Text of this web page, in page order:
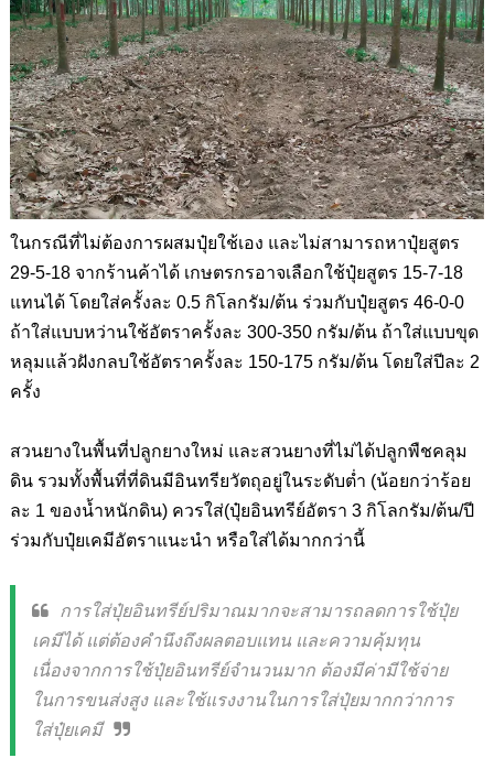
ในกรณีที่ไม่ต้องการผสมปุ๋ยใช้เอง และไม่สามารถหาปุ๋ยสูตร
29-5-18 จากร้านค้าได้ เกษตรกรอาจเลือกใช้ปุ๋ยสูตร 15-7-18
แทนได้ โดยใส่ครั้งละ 0.5 กิโลกรัม/ต้น ร่วมกับปุ๋ยสูตร 46-0-0
ถ้าใส่แบบหว่านใช้อัตราครั้งละ 300-350 กรัม/ต้น ถ้าใส่แบบขุด
หลุมแล้วฝังกลบใช้อัตราครั้งละ 150-175 กรัม/ต้น โดยใส่ปีละ 2
ครั้ง
สวนยางในพื้นที่ปลูกยางใหม่ และสวนยางที่ไม่ได้ปลูกพืชคลุม
ดิน รวมทั้งพื้นที่ที่ดินมีอินทรียวัตถุอยู่ในระดับต่ำ (น้อยกว่าร้อย
ละ 1 ของน้ำหนักดิน) ควรใส่(ปุ๋ยอินทรีย์อัตรา 3 กิโลกรัม/ต้น/ปี
ร่วมกับปุ๋ยเคมีอัตราแนะนำ หรือใส่ได้มากกว่านี้
การใส่ปุ๋ยอินทรีย์ปริมาณมากจะสามารถลดการใช้ปุ๋ย
เคมีได้ แต่ต้องคำนึงถึงผลตอบแทน และความคุ้มทุน
เนื่องจากการใช้ปุ๋ยอินทรีย์จำนวนมาก ต้องมีค่ามีใช้จ่าย
ในการขนส่งสูง และใช้แรงงานในการใส่ปุ๋ยมากกว่าการ
ใส่ปุ๋ยเคมี